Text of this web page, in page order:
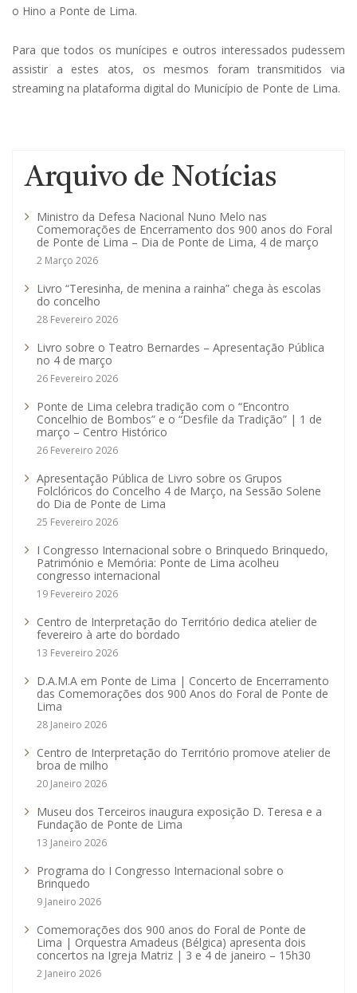
o Hino a Ponte de Lima.
Para que todos os munícipes e outros interessados pudessem
assistir a estes atos, os mesmos foram transmitidos via
streaming na plataforma digital do Município de Ponte de Lima.
Arquivo de Notícias
Ministro da Defesa Nacional Nuno Melo nas
Comemorações de Encerramento dos 900 anos do Foral
de Ponte de Lima – Dia de Ponte de Lima, 4 de março
2 Março 2026
Livro “Teresinha, de menina a rainha” chega às escolas
do concelho
28 Fevereiro 2026
Livro sobre o Teatro Bernardes – Apresentação Pública
no 4 de março
26 Fevereiro 2026
Ponte de Lima celebra tradição com o “Encontro
Concelhio de Bombos” e o “Desfile da Tradição” | 1 de
março – Centro Histórico
26 Fevereiro 2026
Apresentação Pública de Livro sobre os Grupos
Folclóricos do Concelho 4 de Março, na Sessão Solene
do Dia de Ponte de Lima
25 Fevereiro 2026
I Congresso Internacional sobre o Brinquedo Brinquedo,
Património e Memória: Ponte de Lima acolheu
congresso internacional
19 Fevereiro 2026
Centro de Interpretação do Território dedica atelier de
fevereiro à arte do bordado
13 Fevereiro 2026
D.A.M.A em Ponte de Lima | Concerto de Encerramento
das Comemorações dos 900 Anos do Foral de Ponte de
Lima
28 Janeiro 2026
Centro de Interpretação do Território promove atelier de
broa de milho
20 Janeiro 2026
Museu dos Terceiros inaugura exposição D. Teresa e a
Fundação de Ponte de Lima
13 Janeiro 2026
Programa do I Congresso Internacional sobre o
Brinquedo
9 Janeiro 2026
Comemorações dos 900 anos do Foral de Ponte de
Lima | Orquestra Amadeus (Bélgica) apresenta dois
concertos na Igreja Matriz | 3 e 4 de janeiro – 15h30
2 Janeiro 2026